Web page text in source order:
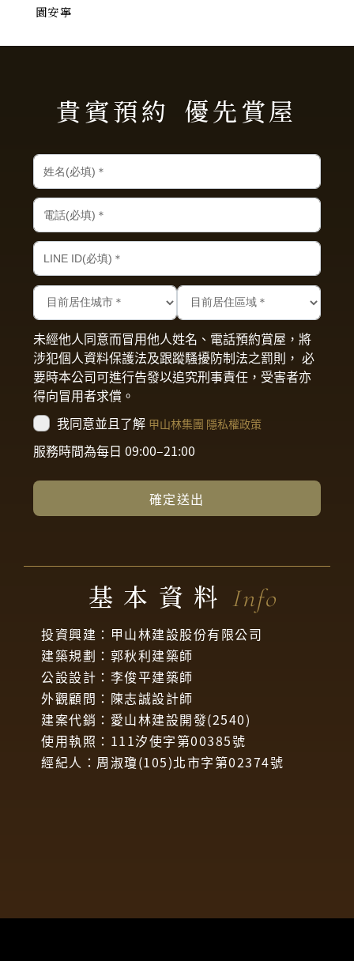
園安寧
貴賓預約 優先賞屋
未經他人同意而冒用他人姓名、電話預約賞屋，將
涉犯個人資料保護法及跟蹤騷擾防制法之罰則， 必
要時本公司可進行告發以追究刑事責任，受害者亦
得向冒用者求償。
我同意並且了解 甲山林集團 隱私權政策
服務時間為每日 09:00–21:00
確定送出
基本資料 Info
投資興建：甲山林建設股份有限公司
建築規劃：郭秋利建築師
公設設計：李俊平建築師
外觀顧問：陳志誠設計師
建案代銷：愛山林建設開發(2540)
使用執照：111汐使字第00385號
經紀人：周淑瓊(105)北市字第02374號